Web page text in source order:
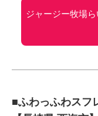
ジャージー牧場
■ふわっふわスフ